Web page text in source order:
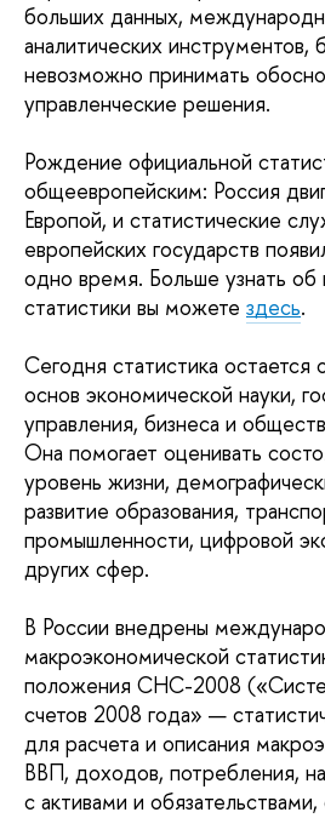
больших данных,
аналитических инструментов,
невозможно принимать
управленческие решения.
Рождение официальной
общеевропейским: Россия
Европой, и статистические
европейских государств
одно время. Больше узнать об
статистики вы можете здесь.
Сегодня статистика остается
основ экономической науки,
управления, бизнеса и
Она помогает оценивать
уровень жизни,
развитие образования,
промышленности, цифровой
других сфер.
В России внедрены
макроэкономической
положения СНС-2008
счетов 2008 года» —
для расчета и описания
ВВП, доходов, потребления,
с активами и